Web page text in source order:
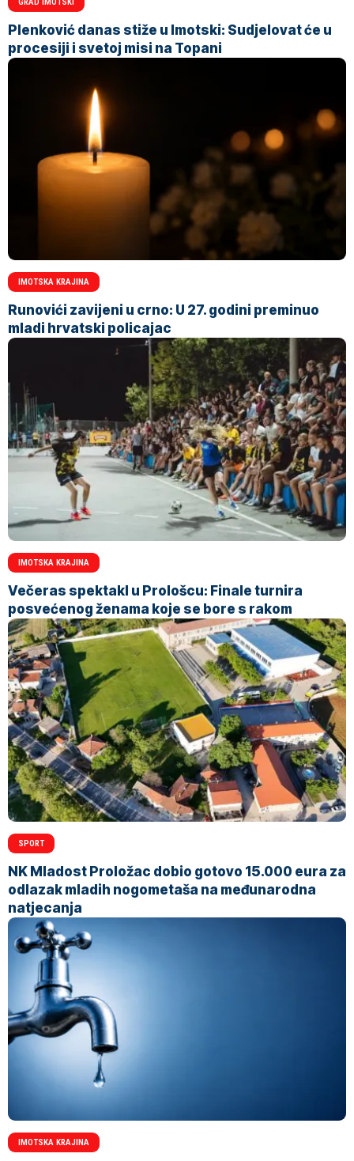
Plenković danas stiže u Imotski: Sudjelovat će u
procesiji i svetoj misi na Topani
IMOTSKA KRAJINA
Runovići zavijeni u crno: U 27. godini preminuo
mladi hrvatski policajac
IMOTSKA KRAJINA
Večeras spektakl u Prološcu: Finale turnira
posvećenog ženama koje se bore s rakom
SPORT
NK Mladost Proložac dobio gotovo 15.000 eura za
odlazak mladih nogometaša na međunarodna
natjecanja
IMOTSKA KRAJINA